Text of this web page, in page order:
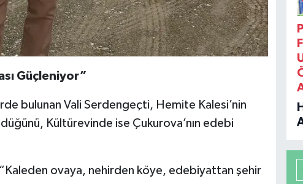
Güçleniyor”
bulunan Vali Serdengeçti, Hemite Kalesi’nin
Kültürevinde ise Çukurova’nın edebi
ovaya, nehirden köye, edebiyattan şehir